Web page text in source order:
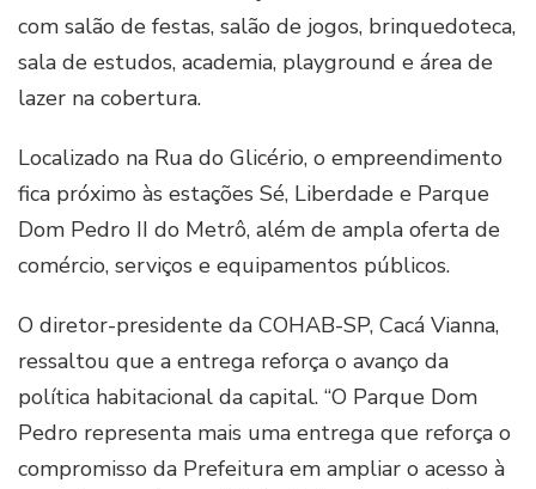
com salão de festas, salão de jogos, brinquedoteca,
sala de estudos, academia, playground e área de
lazer na cobertura.
Localizado na Rua do Glicério, o empreendimento
fica próximo às estações Sé, Liberdade e Parque
Dom Pedro II do Metrô, além de ampla oferta de
comércio, serviços e equipamentos públicos.
O diretor-presidente da COHAB-SP, Cacá Vianna,
ressaltou que a entrega reforça o avanço da
política habitacional da capital. “O Parque Dom
Pedro representa mais uma entrega que reforça o
compromisso da Prefeitura em ampliar o acesso à